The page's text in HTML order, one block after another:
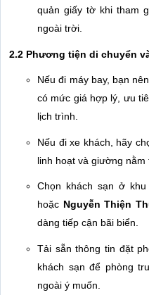
quản giấy tờ khi tham
ngoài trời.
2.2 Phương tiện di chuyển
Nếu đi máy bay, bạn
có mức giá hợp lý, ưu
lịch trình.
Nếu đi xe khách, hãy
linh hoạt và giường nằm
Chọn khách sạn ở
hoặc Nguyễn Thiện
dàng tiếp cận bãi biển.
Tải sẵn thông tin đặt
khách sạn để phòng
ngoài ý muốn.